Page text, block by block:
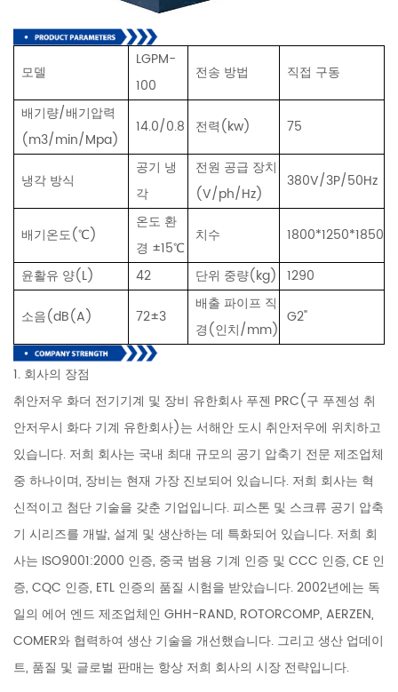
모델
LGPM-
100
전송 방법
직접 구동
배기량/배기압력
(m3/min/Mpa)
14.0/0.8 전력(kw) 75
냉각 방식
공기 냉
각
전원 공급 장치
(V/ph/Hz)
380V/3P/50Hz
배기온도(℃)
온도 환
경 ±15℃
치수
1800*1250*1850
윤활유 양(L)
42 단위 중량(kg) 1290
소음(dB(A)
72±3
배출 파이프 직
경(인치/mm)
G2"
1. 회사의 장점
취안저우 화더 전기기계 및 장비 유한회사 푸젠 PRC(구 푸젠성 취
안저우시 화다 기계 유한회사)는 서해안 도시 취안저우에 위치하고
있습니다. 저희 회사는 국내 최대 규모의 공기 압축기 전문 제조업체
중 하나이며, 장비는 현재 가장 진보되어 있습니다. 저희 회사는 혁
신적이고 첨단 기술을 갖춘 기업입니다. 피스톤 및 스크류 공기 압축
기 시리즈를 개발, 설계 및 생산하는 데 특화되어 있습니다. 저희 회
사는 ISO9001:2000 인증, 중국 범용 기계 인증 및 CCC 인증, CE 인
증, CQC 인증, ETL 인증의 품질 시험을 받았습니다. 2002년에는 독
일의 에어 엔드 제조업체인 GHH-RAND, ROTORCOMP, AERZEN,
COMER와 협력하여 생산 기술을 개선했습니다. 그리고 생산 업데이
트, 품질 및 글로벌 판매는 항상 저희 회사의 시장 전략입니다.